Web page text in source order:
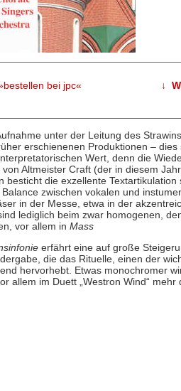
bei jpc« ↓
unter der Leitung des
erschienenen Produktionen –
Wert, denn die
Altmeister Craft (der in diesem
besticht die exzellente
zwischen vokalen und
in der Messe, etwa in der
lediglich beim zwar homogenen,
vor allem in Mass
erfährt eine auf große
die das Rituelle, einen der
hervorhebt. Etwas monochromer
allem im Duett „Westron Wind“